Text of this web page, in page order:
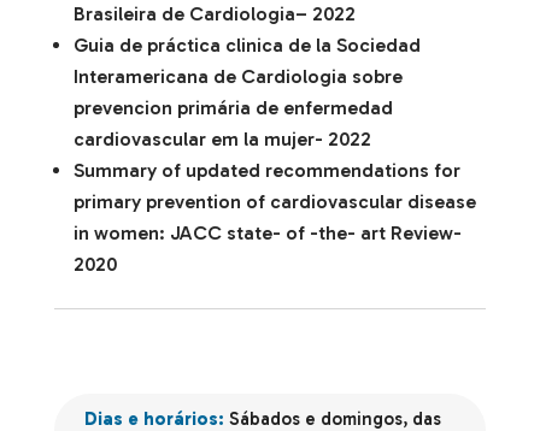
Brasileira de Cardiologia– 2022
Guia de práctica clinica de la Sociedad
Interamericana de Cardiologia sobre
prevencion primária de enfermedad
cardiovascular em la mujer- 2022
Summary of updated recommendations for
primary prevention of cardiovascular disease
in women: JACC state- of -the- art Review-
2020
Dias e horários: Sábados e domingos, das